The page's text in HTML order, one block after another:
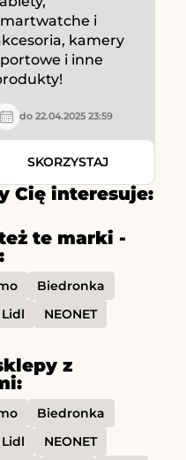
Cię interesuje:
te marki -
Biedronka
Lidl
NEONET
z
Biedronka
Lidl
NEONET
i
kamery
i inne
do 22.04.2025 23:59
SKORZYSTAJ